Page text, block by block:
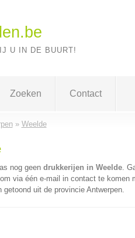
U IN DE BUURT!
Zoeken Contact
» Weelde
nog geen drukkerijen in Weelde.
via één e-mail in contact te komen
getoond uit de provincie Antwerpen.